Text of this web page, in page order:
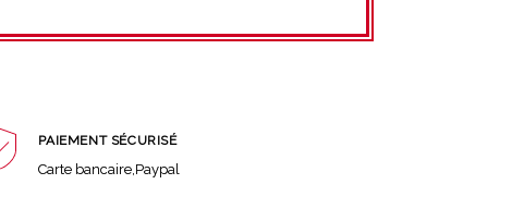
PAIEMENT SÉCURISÉ
Carte bancaire,Paypal